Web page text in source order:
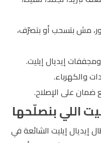
مش بتسحب أو بتصرّف،
إيديال إيليت.
والكهرباء.
ضمان على الإصلاح.
اللي بنصلّحها
إيديال إيليت الشائعة في